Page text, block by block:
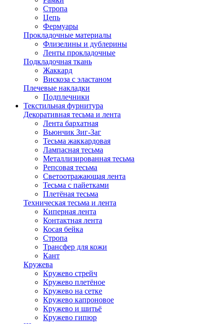
Стропа
Цепь
Фермуары
Прокладочные материалы
Флизелины и дублерины
Ленты прокладочные
Подкладочная ткань
Жаккард
Вискоза с эластаном
Плечевые накладки
Подплечники
Текстильная фурнитура
Декоративная тесьма и лента
Лента бархатная
Вьюнчик Зиг-Заг
Тесьма жаккардовая
Лампасная тесьма
Металлизированная тесьма
Репсовая тесьма
Светоотражающая лента
Тесьма с пайетками
Плетёная тесьма
Техническая тесьма и лента
Киперная лента
Контактная лента
Косая бейка
Стропа
Трансфер для кожи
Кант
Кружева
Кружево стрейч
Кружево плетёное
Кружево на сетке
Кружево капроновое
Кружево и шитьё
Кружево гипюр